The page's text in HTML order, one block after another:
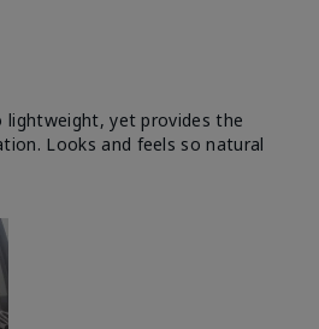
lightweight, yet provides the
Looks and feels so natural